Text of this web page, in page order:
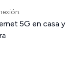
5G en casa y